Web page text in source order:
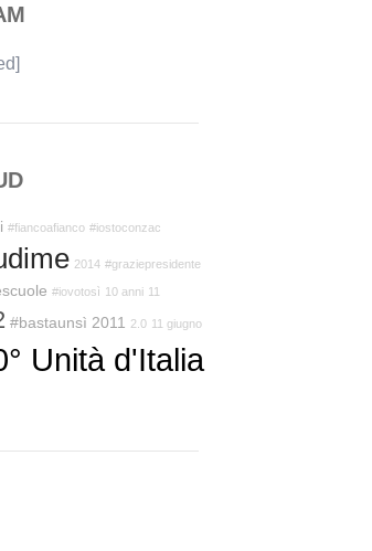
#fiancoafianco #iostoconzac
2014 #graziepresidente
#iovotosì 10 anni 11
#bastaunsì 2011 2.0 11 giugno
Unità d'Italia